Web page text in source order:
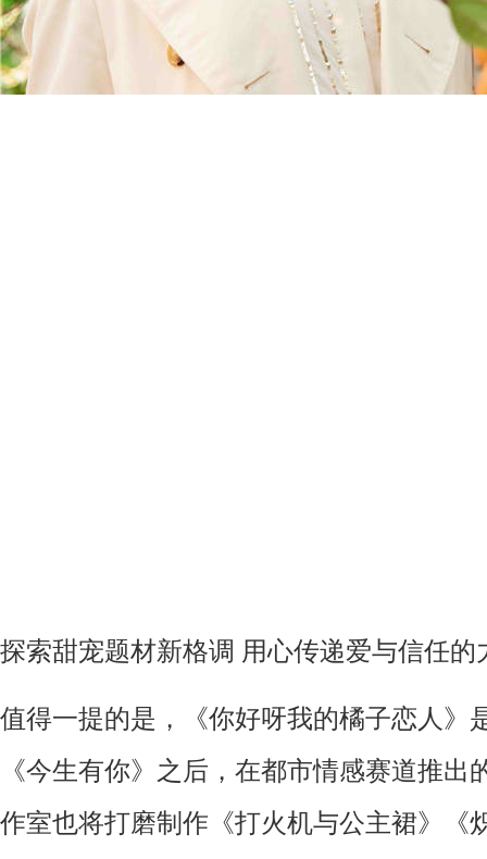
探索甜宠题材新格调 用心传递爱与信任的
值得一提的是，《你好呀我的橘子恋人》
《今生有你》之后，在都市情感赛道推出
作室也将打磨制作《打火机与公主裙》《